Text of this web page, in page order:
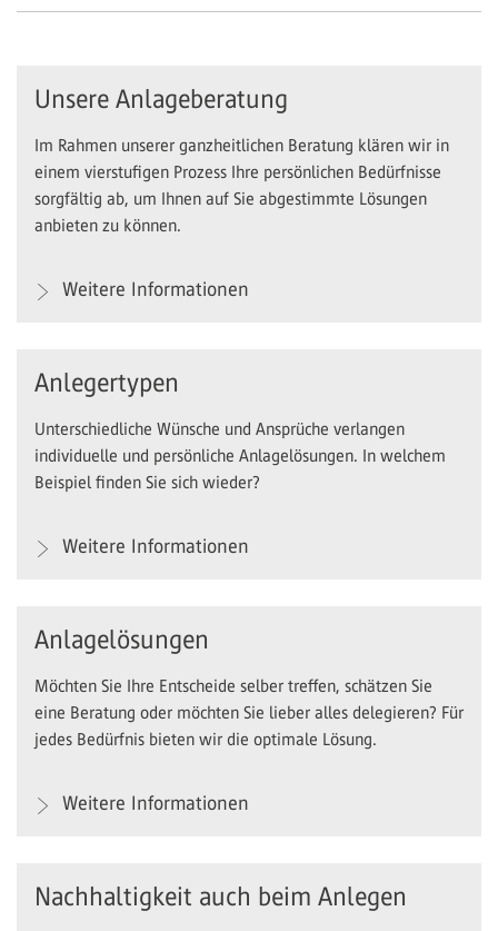
Unsere Anlageberatung
Im Rahmen unserer ganzheitlichen Beratung klären wir in
einem vierstufigen Prozess Ihre persönlichen Bedürfnisse
sorgfältig ab, um Ihnen auf Sie abgestimmte Lösungen
anbieten zu können.
Weitere Informationen
Anlegertypen
Unterschiedliche Wünsche und Ansprüche verlangen
individuelle und persönliche Anlagelösungen. In welchem
Beispiel finden Sie sich wieder?
Weitere Informationen
Anlagelösungen
Möchten Sie Ihre Entscheide selber treffen, schätzen Sie
eine Beratung oder möchten Sie lieber alles delegieren? Für
jedes Bedürfnis bieten wir die optimale Lösung.
Weitere Informationen
Nachhaltigkeit auch beim Anlegen